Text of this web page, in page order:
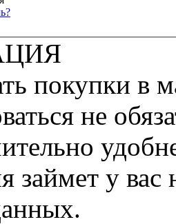
покупки в
не
займет у